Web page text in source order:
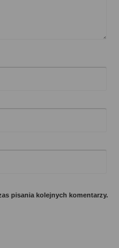
pisania kolejnych komentarzy.